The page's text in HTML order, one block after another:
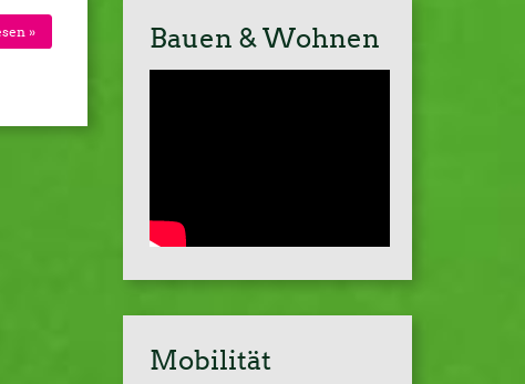
» Bauen & Wohnen
Mobilität